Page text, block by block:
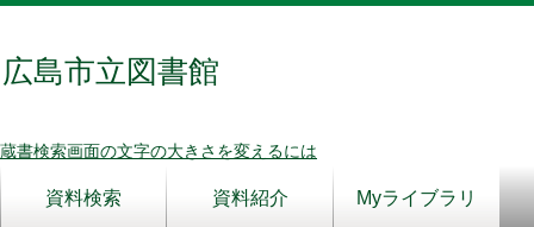
広島市立図書館
蔵書検索画面の文字の大きさを変えるには
資料検索 資料紹介 Myライブラリ